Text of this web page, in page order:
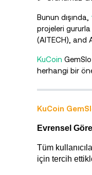
Bunun dışında,
projeleri gururla
(AITECH), and
KuCoin
herhangi bir
KuCoin
Evrensel
Tüm
için tercih